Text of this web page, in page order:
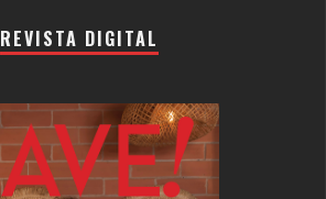
REVISTA DIGITAL